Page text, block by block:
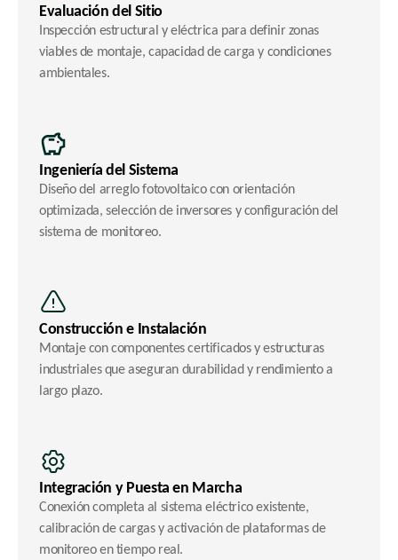
Evaluación del Sitio
Inspección estructural y eléctrica para definir zonas
viables de montaje, capacidad de carga y condiciones
ambientales.
Ingeniería del Sistema
Diseño del arreglo fotovoltaico con orientación
optimizada, selección de inversores y configuración del
sistema de monitoreo.
Construcción e Instalación
Montaje con componentes certificados y estructuras
industriales que aseguran durabilidad y rendimiento a
largo plazo.
Integración y Puesta en Marcha
Conexión completa al sistema eléctrico existente,
calibración de cargas y activación de plataformas de
monitoreo en tiempo real.